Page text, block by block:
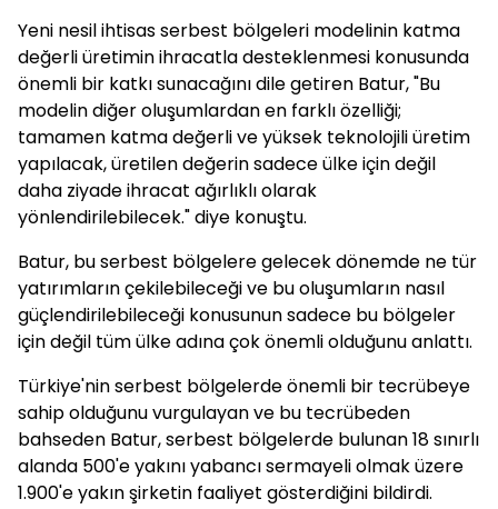
Yeni nesil ihtisas serbest bölgeleri modelinin katma
değerli üretimin ihracatla desteklenmesi konusunda
önemli bir katkı sunacağını dile getiren Batur, "Bu
modelin diğer oluşumlardan en farklı özelliği;
tamamen katma değerli ve yüksek teknolojili üretim
yapılacak, üretilen değerin sadece ülke için değil
daha ziyade ihracat ağırlıklı olarak
yönlendirilebilecek." diye konuştu.
Batur, bu serbest bölgelere gelecek dönemde ne tür
yatırımların çekilebileceği ve bu oluşumların nasıl
güçlendirilebileceği konusunun sadece bu bölgeler
için değil tüm ülke adına çok önemli olduğunu anlattı.
Türkiye'nin serbest bölgelerde önemli bir tecrübeye
sahip olduğunu vurgulayan ve bu tecrübeden
bahseden Batur, serbest bölgelerde bulunan 18 sınırlı
alanda 500'e yakını yabancı sermayeli olmak üzere
1.900'e yakın şirketin faaliyet gösterdiğini bildirdi.